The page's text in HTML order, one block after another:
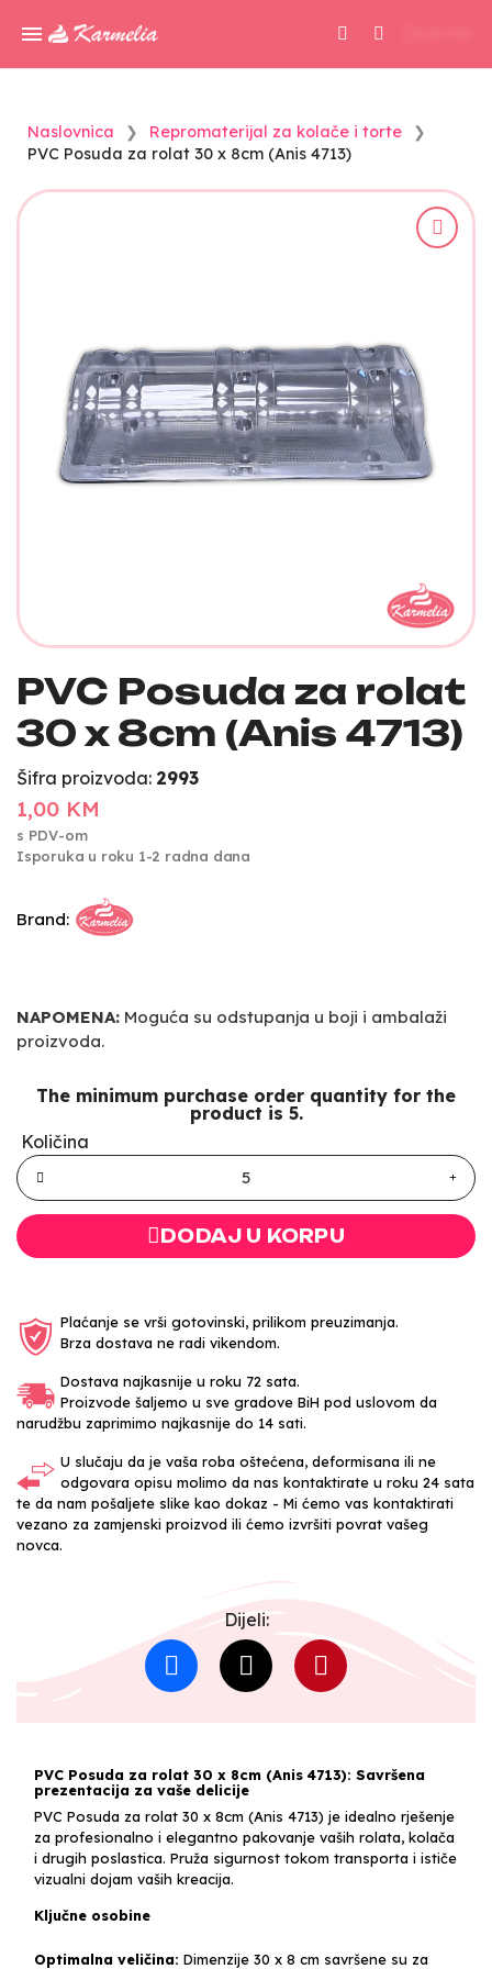
Naslovnica
Repromaterijal za kolače i torte
PVC Posuda za rolat 30 x 8cm (Anis 4713)
PVC Posuda za rolat
30 x 8cm (Anis 4713)
Šifra proizvoda: 2993
1,00 KM
s PDV-om
Isporuka u roku 1-2 radna dana
Brand:
NAPOMENA: Moguća su odstupanja u boji i ambalaži
proizvoda.
The minimum purchase order quantity for the
product is 5.
Količina
DODAJ U KORPU
Plaćanje se vrši gotovinski, prilikom preuzimanja.
Brza dostava ne radi vikendom.
Dostava najkasnije u roku 72 sata.
Proizvode šaljemo u sve gradove BiH pod uslovom da
narudžbu zaprimimo najkasnije do 14 sati.
U slučaju da je vaša roba oštećena, deformisana ili ne
odgovara opisu molimo da nas kontaktirate u roku 24 sata
te da nam pošaljete slike kao dokaz - Mi ćemo vas kontaktirati
vezano za zamjenski proizvod ili ćemo izvršiti povrat vašeg
novca.
Dijeli:
PVC Posuda za rolat 30 x 8cm (Anis 4713): Savršena
prezentacija za vaše delicije
PVC Posuda za rolat 30 x 8cm (Anis 4713) je idealno rješenje
za profesionalno i elegantno pakovanje vaših rolata, kolača
i drugih poslastica. Pruža sigurnost tokom transporta i ističe
vizualni dojam vaših kreacija.
Ključne osobine
Optimalna veličina: Dimenzije 30 x 8 cm savršene su za